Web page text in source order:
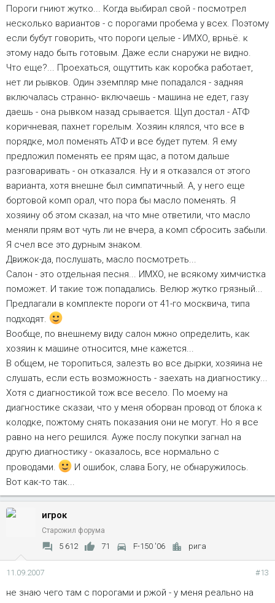
Пороги гниют жутко... Когда выбирал свой - посмотрел
несколько вариантов - с порогами пробема у всех. Поэтому
если бубут говорить, что пороги целые - ИМХО, врньё. к
этому надо быть готовым. Даже если снаружи не видно.
Что еще?... Проехаться, ощуттить как коробка работает,
нет ли рывков. Один эземпляр мне попадался - задняя
включалась странно- включаешь - машина не едет, газу
даешь - она рывком назад срывается. Щуп достал - АТФ
коричневая, пахнет горелым. Хозяин клялся, что все в
порядке, мол поменять АТФ и все будет путем. Я ему
предложил поменять ее прям щас, а потом дальше
разговаривать - он отказался. Ну и я отказался от этого
варианта, хотя внешне был симпатичный. А, у него еще
бортовой комп орал, что пора бы масло поменять. Я
хозяину об этом сказал, на что мне ответили, что масло
меняли прям вот чуть ли не вчера, а комп сбросить забыли.
Я счел все это дурным знаком.
Движок-да, послушать, масло посмотреть...
Салон - это отдельная песня... ИМХО, не всякому химчистка
поможет. И такие тож попадались. Велюр жутко грязный...
Предлагали в комплекте пороги от 41-го москвича, типа
подходят.
Вообще, по внешнему виду салон мжно определить, как
хозяин к машине относится, мне кажется...
В общем, не торопиться, залезть во все дырки, хозяина не
слушать, если есть возможность - заехать на диагностику...
Хотя с диагностикой тож все весело. По моему на
диагностике сказаи, что у меня оборван провод от блока к
колодке, пожтому снять показания они не могут. Но я все
равно на него решился. Ауже послу покупки загнал на
другю диагностику - оказалось, все нормально с
проводами.
И ошибок, слава Богу, не обнаружилось.
Вот как-то так...
игрок
Старожил форума
5 612 71 F-150 '06 рига
11.09.2007 #13
не знаю чего там с порогами и ржой - у меня реально на